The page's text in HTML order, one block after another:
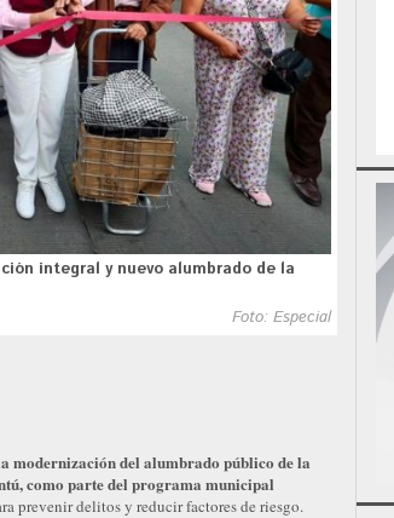
integral y nuevo alumbrado de la
Foto: Especial
modernización del alumbrado público de la
como parte del programa municipal
prevenir delitos y reducir factores de riesgo.